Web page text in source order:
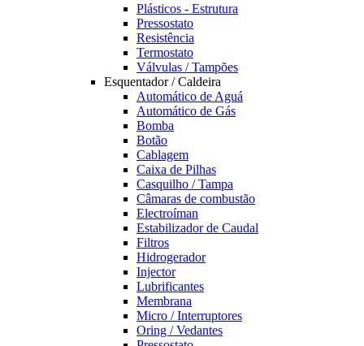
Plásticos - Estrutura
Pressostato
Resistência
Termostato
Válvulas / Tampões
Esquentador / Caldeira
Automático de Aguá
Automático de Gás
Bomba
Botão
Cablagem
Caixa de Pilhas
Casquilho / Tampa
Câmaras de combustão
Electroíman
Estabilizador de Caudal
Filtros
Hidrogerador
Injector
Lubrificantes
Membrana
Micro / Interruptores
Oring / Vedantes